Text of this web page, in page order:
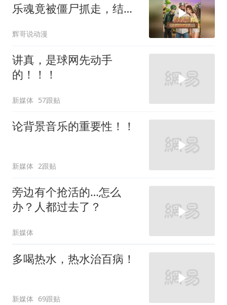
乐魂竟被僵尸抓走，结局
辉哥说动漫
讲真，是球网先动手
的！！！
新媒体 57跟贴
论背景音乐的重要性！！
新媒体 2跟贴
旁边有个抢活的…怎么
办？人都过去了？
新媒体
多喝热水，热水治百病！
新媒体 69跟贴